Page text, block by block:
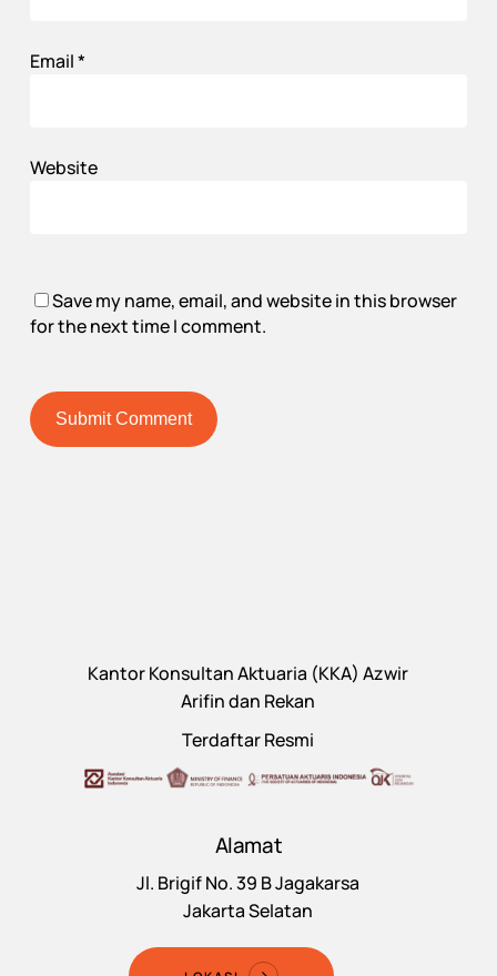
Email*
Website
Save my name, email, and website in this browser
for the next time I comment.
Kantor Konsultan Aktuaria (KKA) Azwir
Arifin dan Rekan
Terdaftar Resmi
Alamat
Jl. Brigif No. 39 B Jagakarsa
Jakarta Selatan